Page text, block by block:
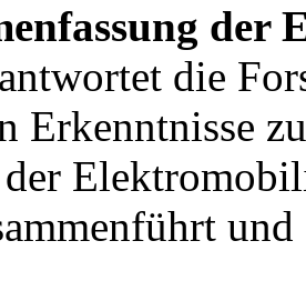
der
die
Erkenntnisse